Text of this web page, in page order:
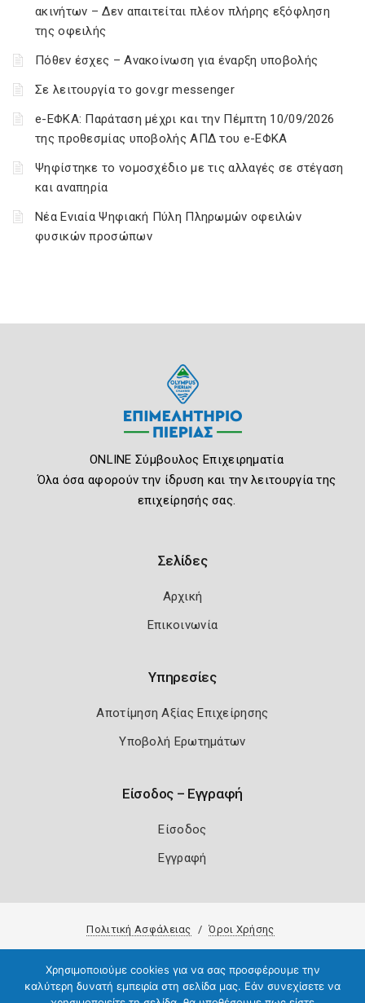
ακινήτων – Δεν απαιτείται πλέον πλήρης εξόφληση
της οφειλής
Πόθεν έσχες – Ανακοίνωση για έναρξη υποβολής
Σε λειτουργία το gov.gr messenger
e-ΕΦΚΑ: Παράταση μέχρι και την Πέμπτη 10/09/2026
της προθεσμίας υποβολής ΑΠΔ του e-ΕΦΚΑ
Ψηφίστηκε το νομοσχέδιο με τις αλλαγές σε στέγαση
και αναπηρία
Νέα Ενιαία Ψηφιακή Πύλη Πληρωμών οφειλών
φυσικών προσώπων
ONLINE Σύμβουλος Επιχειρηματία
Όλα όσα αφορούν την ίδρυση και την λειτουργία της
επιχείρησής σας.
Σελίδες
Αρχική
Επικοινωνία
Υπηρεσίες
Αποτίμηση Αξίας Επιχείρησης
Υποβολή Ερωτημάτων
Είσοδος – Εγγραφή
Είσοδος
Εγγραφή
Πολιτική Ασφάλειας Όροι Χρήσης
Χρησιμοποιούμε cookies για να σας προσφέρουμε την
καλύτερη δυνατή εμπειρία στη σελίδα μας. Εάν συνεχίσετε να